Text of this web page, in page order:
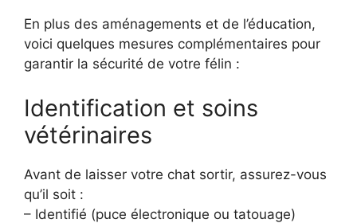
En plus des aménagements et de l’éducation,
voici quelques mesures complémentaires pour
garantir la sécurité de votre félin :
Identification et soins
vétérinaires
Avant de laisser votre chat sortir, assurez-vous
qu’il soit :
– Identifié (puce électronique ou tatouage)